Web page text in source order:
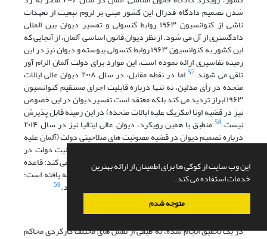
این وب سایت از کوکی ها برای اطمینان از ارائه بهترین
خدمات استفاده می کند.
متوجه شدم
شدن تصمیم دادگاه فدرال این کشور مبنی بر لزوم تبعیت از تعهدات
ناشی از کنوانسیون ۱۹۶۳ روابط کنسولی و تفسیر دیوان بین المللی
دادگستری از آن می شود. از نظر دیوان قانون اساسی آلمان، از آنجایی که
این کشور به کنوانسیون ۱۹۶۳ روابط کنسولی پیوسته و دیوان نیز در این
زمینه تفاسیری ارائه نموده است، این موارد برای دولت آلمان الزام آور
تلقی می شوند.57 اما در نقطه مقابل، در سال ۲۰۰۸ دیوان عالی ایالات
متحده در رأی مدلین، نه تنها درباره قابلیت اجرای مستقیم کنوانسیون
۱۹۶۳ ابراز تردید می کند بلکه معتقد است تفسیر دیوان در این خصوص
نیز در قضیه اونا (مکزیک علیه ایالات متحده) در این زمینه قابل پذیرش
نیست.58 منطبق با همین رویکرد، دیوان عالی ایتالیا نیز در سال ۲۰۱۴
درباره تصمیم دیوان در قضیه مصونیت های صلاحیتی دولت (آلمان علیه
ایتالیا) معتقد است دیوان در تفسیر خود راجع به مصونیت دولت در
حقوق بین الملل اشتباه نموده و علت این نظر را چنین بیان می کند: قاعده
مصونیت دولت از طریق محاکم داخلی ایجاد شده و توسعه یافته است؛
بنابراین، دیوان نباید مسیر اشتباهی را در این زمینه طی کند.59
در یک تحقیق انجام شده، به طیفی از نقش های مختلف کارکردی محاکم